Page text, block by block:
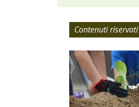
Contenuti